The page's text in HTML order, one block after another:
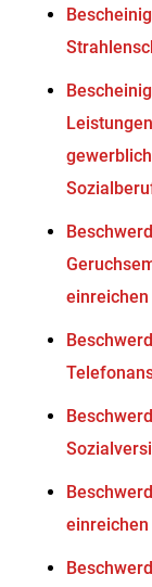
einreichen
einreichen